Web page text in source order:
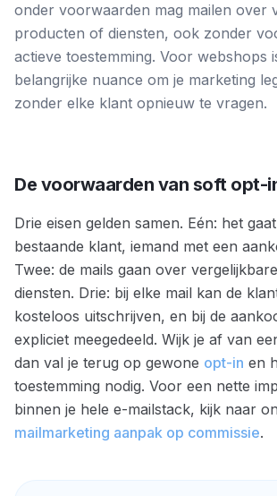
onder voorwaarden mag mailen over
producten of diensten, ook zonder
actieve toestemming. Voor webshops
belangrijke nuance om je marketing
zonder elke klant opnieuw te vragen.
De voorwaarden van soft opt-
Drie eisen gelden samen. Eén: het
bestaande klant, iemand met een
Twee: de mails gaan over
diensten. Drie: bij elke mail kan de
kosteloos uitschrijven, en bij de
expliciet meegedeeld. Wijk je af van
dan val je terug op gewone opt-in en
toestemming nodig. Voor een nette
binnen je hele e-mailstack, kijk naar
mailmarketing aanpak op commissie.